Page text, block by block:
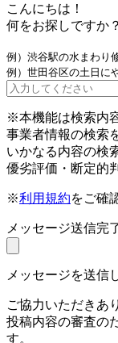
こんにちは！
何をお探しですか？
例）渋谷駅の水まわり
例）世田谷区の土日に
※本機能は検索内
事業者情報の検索
いかなる内容の検
優劣評価・断定的
※利用規約をご確
メッセージ送信完
メッセージを送信
ご協力いただきあ
投稿内容の審査の
す。